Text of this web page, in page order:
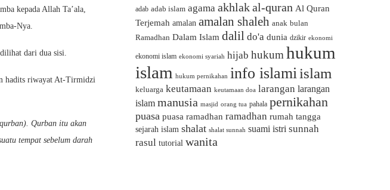
kepada Allah Ta’ala,
Nya.
dari dua sisi.
hadits riwayat At-Tirmidzi
Qurban itu akan
tempat sebelum darah
adab adab islam agama akhlakal-quran Al Quran
Terjemah amalan amalan shaleh anak bulan
Ramadhan Dalam Islam dalil do'a dunia dzikir ekonomi
ekonomi islam ekonomi syariah hijab hukum hukum
islam hukum pernikahan info islamiislam
keluarga keutamaan keutamaan doa larangan larangan
islam manusia masjid orang tua pahala pernikahan
puasa puasa ramadhan ramadhan rumah tangga
sejarah islam shalat shalat sunnah suami istri sunnah
rasul tutorial wanita